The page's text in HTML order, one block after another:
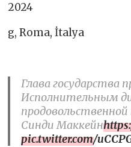
2024
g, Roma, İtalya
Глава государства
Исполнительным
Синди Маккейн
pic.twitter.com/